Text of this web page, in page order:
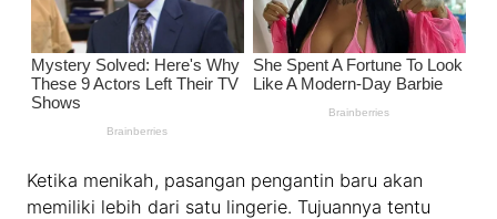
Ketika menikah, pasangan pengantin baru akan
memiliki lebih dari satu lingerie. Tujuannya tentu